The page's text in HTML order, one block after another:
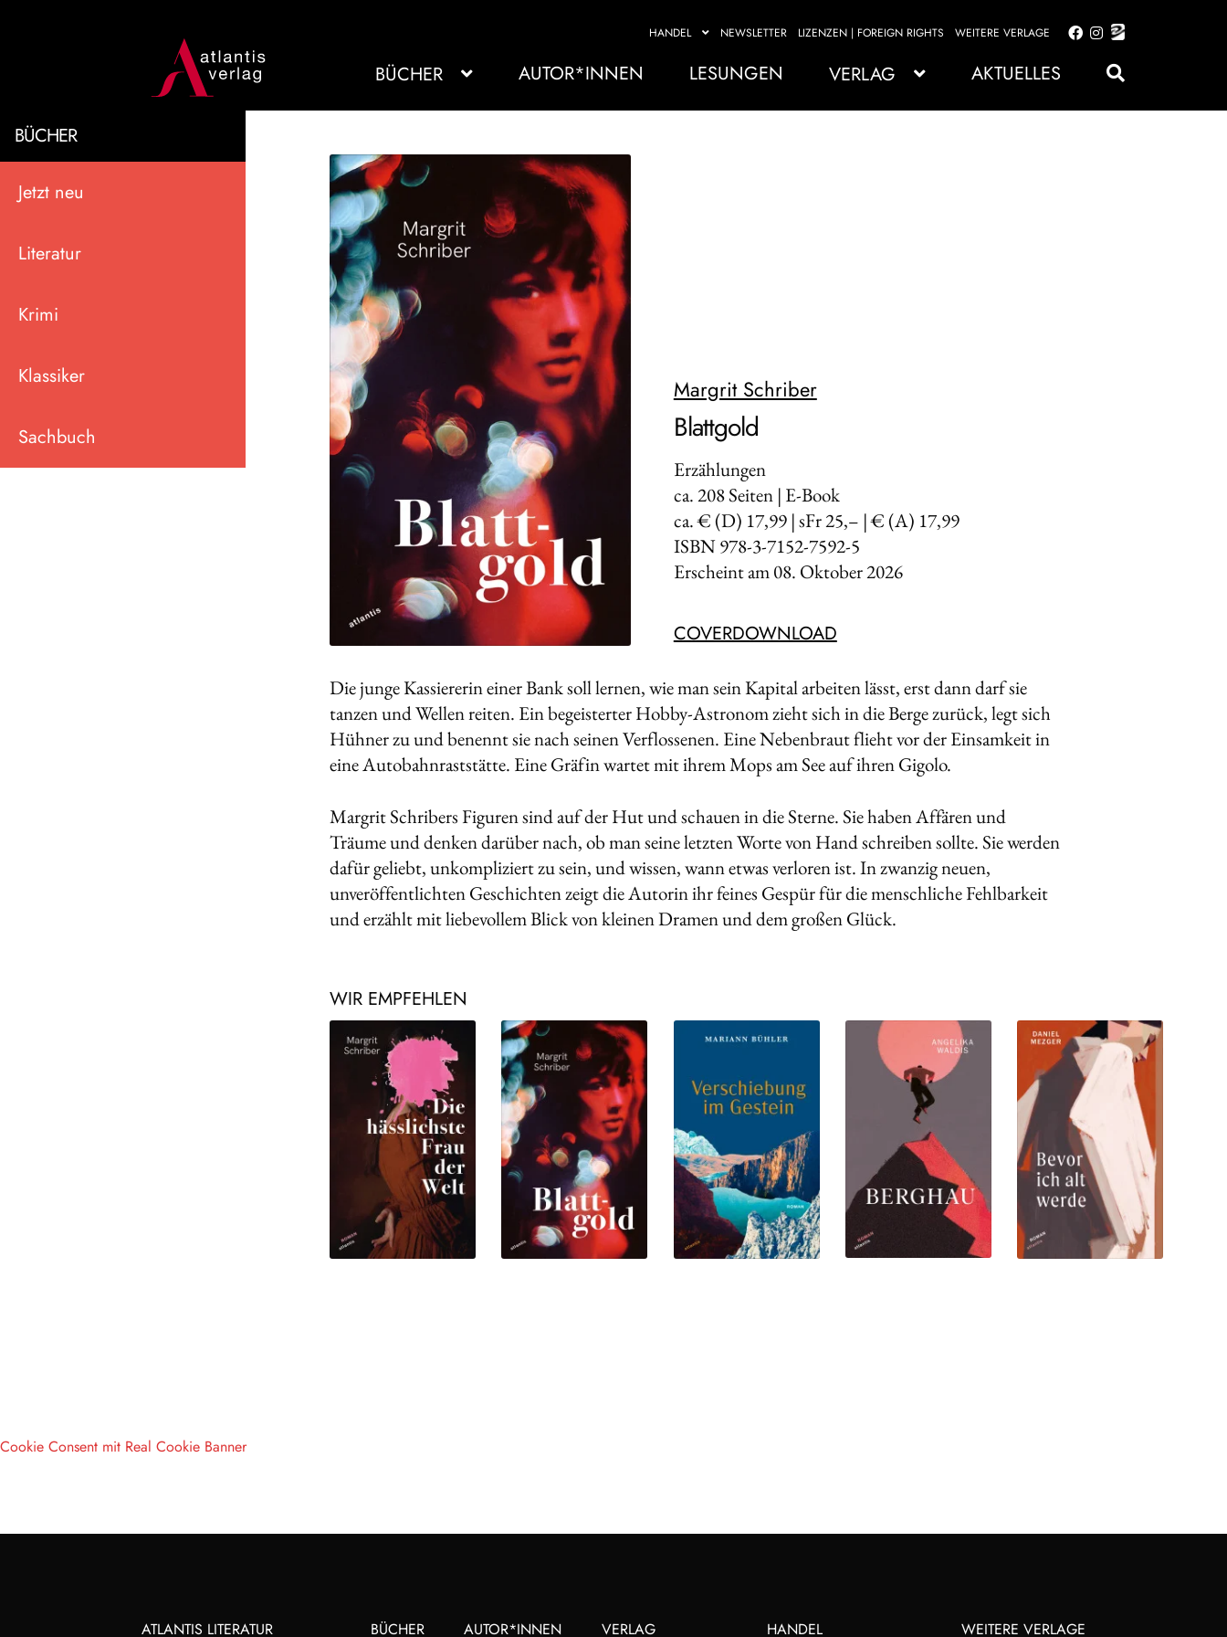
HANDEL NEWSLETTER LIZENZEN | FOREIGN RIGHTS WEITERE VERLAGE
Zur
springen
Zum
springen
BÜCHER AUTOR*INNEN LESUNGEN VERLAG AKTUELLES
BÜCHER
Jetzt neu
Literatur
Krimi
Klassiker
Sachbuch
Margrit Schriber
Blattgold
Erzählungen
ca.208Seiten | E-Book
ca. € (D) 17,99 | sFr 25,– | € (A) 17,99
ISBN 978-3-7152-7592-5
Erscheint am08. Oktober 2026
COVERDOWNLOAD
Die junge Kassiererin einer Bank soll lernen, wie man sein Kapital arbeiten lässt, erst dann darf sie
tanzen und Wellen reiten. Ein begeisterter Hobby-Astronom zieht sich in die Berge zurück, legt sich
Hühner zu und benennt sie nach seinen Verflossenen. Eine Nebenbraut flieht vor der Einsamkeit in
eine Autobahnraststätte. Eine Gräfin wartet mit ihrem Mops am See auf ihren Gigolo.
Margrit Schribers Figuren sind auf der Hut und schauen in die Sterne. Sie haben Affären und
Träume und denken darüber nach, ob man seine letzten Worte von Hand schreiben sollte. Sie werden
dafür geliebt, unkompliziert zu sein, und wissen, wann etwas verloren ist. In zwanzig neuen,
unveröffentlichten Geschichten zeigt die Autorin ihr feines Gespür für die menschliche Fehlbarkeit
und erzählt mit liebevollem Blick von kleinen Dramen und dem großen Glück.
WIR EMPFEHLEN
ATLANTIS LITERATUR BÜCHER AUTOR*INNEN VERLAG HANDEL WEITERE VERLAGE
Cookie Consent mit Real Cookie Banner